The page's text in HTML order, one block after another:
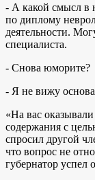
- А какой смысл в
по диплому
деятельности.
специалиста.
- Снова юморите?
- Я не вижу
«На вас
содержания с
спросил другой
что вопрос не
губернатор успел